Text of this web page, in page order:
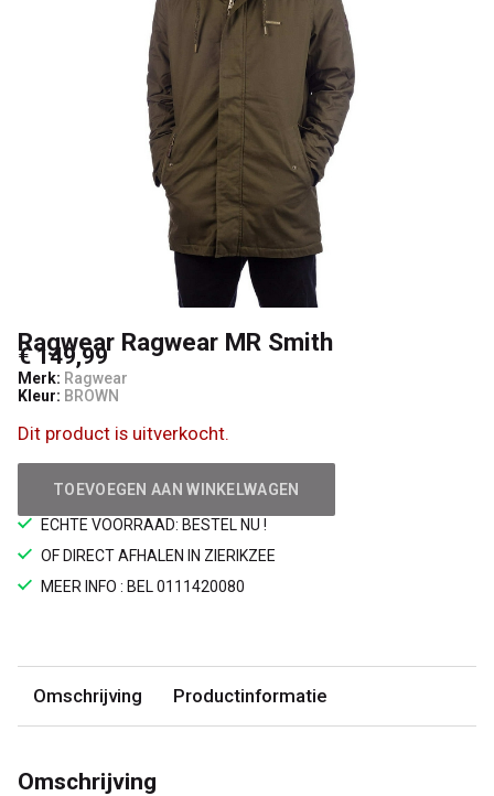
Ragwear Ragwear MR Smith
€ 149,99
Merk: Ragwear
Kleur: BROWN
Dit product is uitverkocht.
TOEVOEGEN AAN WINKELWAGEN
ECHTE VOORRAAD: BESTEL NU !
OF DIRECT AFHALEN IN ZIERIKZEE
MEER INFO : BEL 0111420080
Omschrijving Productinformatie
Omschrijving